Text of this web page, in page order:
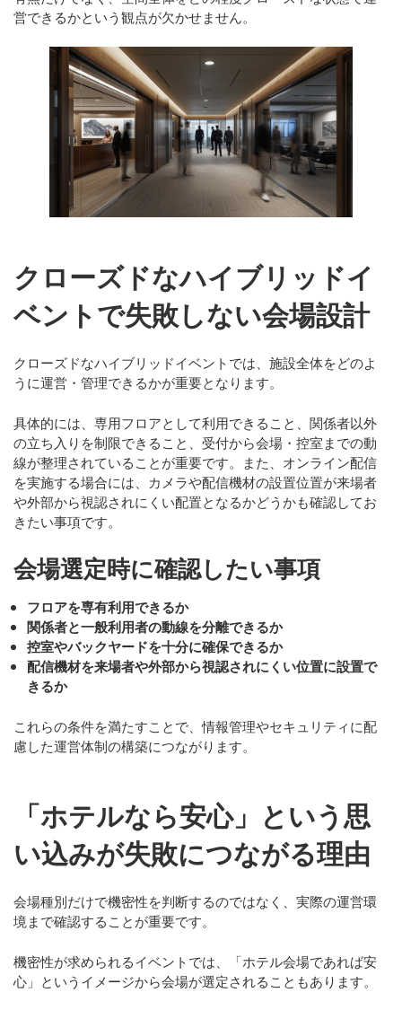
営できるかという観点が欠かせません。
クローズドなハイブリッドイ
ベントで失敗しない会場設計
クローズドなハイブリッドイベントでは、施設全体をどのよ
うに運営・管理できるかが重要となります。
具体的には、専用フロアとして利用できること、関係者以外
の立ち入りを制限できること、受付から会場・控室までの動
線が整理されていることが重要です。また、オンライン配信
を実施する場合には、カメラや配信機材の設置位置が来場者
や外部から視認されにくい配置となるかどうかも確認してお
きたい事項です。
会場選定時に確認したい事項
フロアを専有利用できるか
関係者と一般利用者の動線を分離できるか
控室やバックヤードを十分に確保できるか
配信機材を来場者や外部から視認されにくい位置に設置で
きるか
これらの条件を満たすことで、情報管理やセキュリティに配
慮した運営体制の構築につながります。
「ホテルなら安心」という思
い込みが失敗につながる理由
会場種別だけで機密性を判断するのではなく、実際の運営環
境まで確認することが重要です。
機密性が求められるイベントでは、「ホテル会場であれば安
心」というイメージから会場が選定されることもあります。